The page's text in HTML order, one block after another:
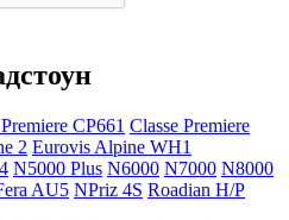
CP661 Classe Premiere
2 Eurovis Alpine WH1
N5000 Plus N6000 N7000 N8000
AU5 NPriz 4S Roadian H/P